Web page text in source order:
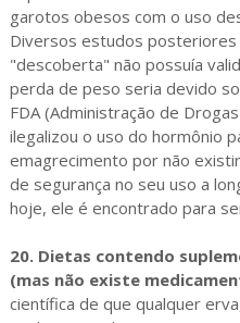
garotos obesos com o uso
Diversos estudos posteriores
"descoberta" não possuía
perda de peso seria devido
FDA (Administração de
ilegalizou o uso do hormônio
emagrecimento por não
de segurança no seu uso a
hoje, ele é encontrado para
20. Dietas contendo
(mas não existe
científica de que qualquer